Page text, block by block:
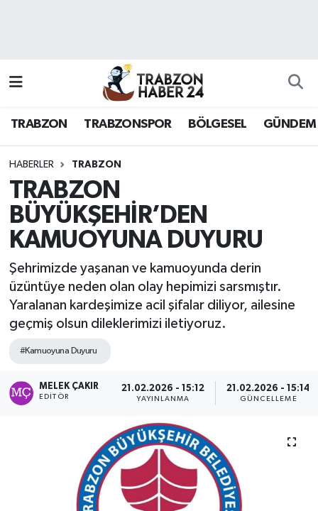
TRABZON TRABZONSPOR BÖLGESEL GÜNDEM
HABERLER TRABZON
TRABZON
BÜYÜKŞEHİR’DEN
KAMUOYUNA DUYURU
Şehrimizde yaşanan ve kamuoyunda derin
üzüntüye neden olan olay hepimizi sarsmıştır.
Yaralanan kardeşimize acil şifalar diliyor, ailesine
geçmiş olsun dileklerimizi iletiyoruz.
#Kamuoyuna Duyuru
MELEK ÇAKIR
EDITÖR
21.02.2026 - 15:12
YAYINLANMA
21.02.2026 - 15:14
GÜNCELLEME
Hava Durumu
Namaz Vakitleri
Trafik Durumu
Süper Lig Puan Durumu ve Fikstür
Tüm Manşetler
Son Dakika Haberleri
Haber Arşivi